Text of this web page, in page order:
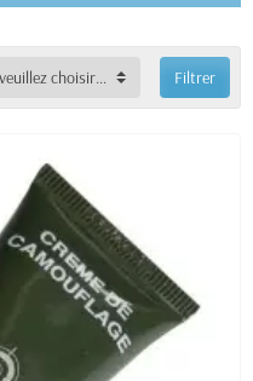
-- veuillez choisir -- Filtrer